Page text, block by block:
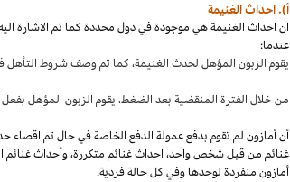
أ). احداث الغنيمة
ان احداث الغنيمة هي موجودة في دول محددة كما تم الاشارة
عندما:
يقوم الزبون المؤهل لحدث الغنيمة،كما تم وصف شروط التأهل
من خلال الفترة المنقضية بعد الضغط، يقوم الزبون المؤهل
أن أمازون لم تقوم بدفع عمولة الدفع الخاصة في حال تم
غنائم من قبل شخصواحد، احداث غنائم متكررة،وأحداث غنائم
أمازون منفردة لوحدها وفي كل حالة فردية.